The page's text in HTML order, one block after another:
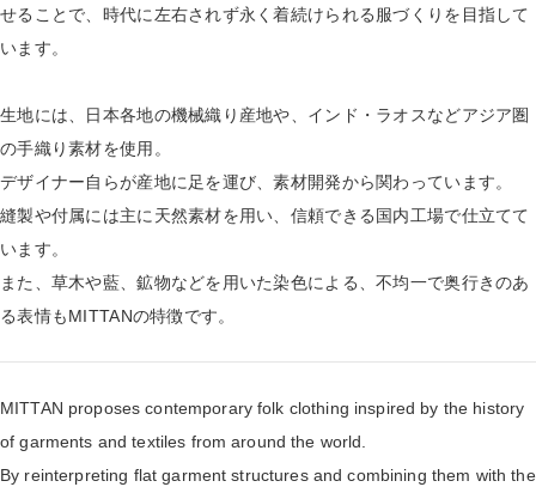
せることで、時代に左右されず永く着続けられる服づくりを目指して
います。
生地には、日本各地の機械織り産地や、インド・ラオスなどアジア圏
の手織り素材を使用。
デザイナー自らが産地に足を運び、素材開発から関わっています。
縫製や付属には主に天然素材を用い、信頼できる国内工場で仕立てて
います。
また、草木や藍、鉱物などを用いた染色による、不均一で奥行きのあ
る表情もMITTANの特徴です。
MITTAN proposes contemporary folk clothing inspired by the history
of garments and textiles from around the world.
By reinterpreting flat garment structures and combining them with the